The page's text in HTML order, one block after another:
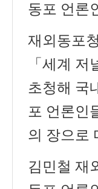
동포 언론
재외동포청
「 세계 저
초청해 국
포 언론인
의 장으로
김민철 재